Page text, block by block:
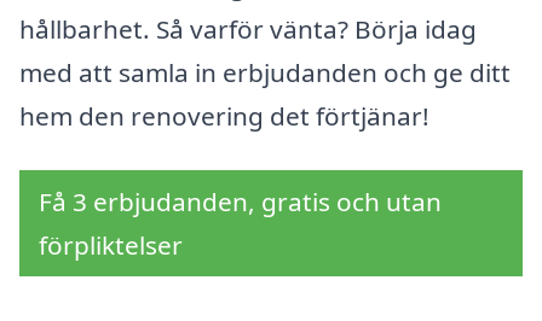
hållbarhet. Så varför vänta? Börja idag
med att samla in erbjudanden och ge ditt
hem den renovering det förtjänar!
Få 3 erbjudanden, gratis och utan
förpliktelser